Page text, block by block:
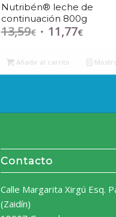
Nutribén® leche de
continuación 800g
13,59€ El
original
era:
11,77€El
actual
es:
Añadir al carrito
Contacto
Calle Margarita Xirgú Esq.
(Zaidín)